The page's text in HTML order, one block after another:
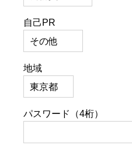
自己PR
地域
パスワード（4桁）